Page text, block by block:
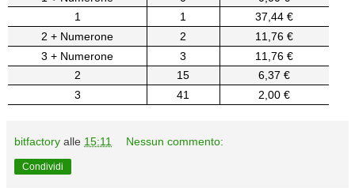
1
1
37,44 €
2 + Numerone
2
11,76 €
3 + Numerone
3
11,76 €
2
15
6,37 €
3
41 2,00 €
bitfactory alle 15:11 Nessun commento:
Condividi